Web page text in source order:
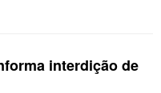
interdição de